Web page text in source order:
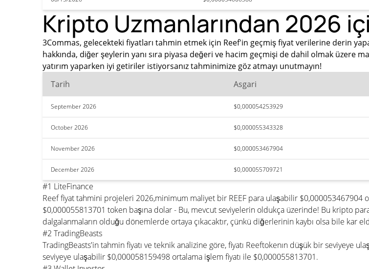
Kripto Uzmanlarından 2026
3Commas, gelecekteki fiyatları tahmin etmek için Reef'in geçmiş fiyat verilerine derin
hakkında, diğer şeylerin yanı sıra piyasa değeri ve hacim geçmişi de dahil olmak üzere
yatırım yaparken iyi getiriler istiyorsanız tahminimize göz atmayı unutmayın!
Tarih
Asgari
September 2026 $0,000054253929
October 2026 $0,000055343328
November 2026 $0,000053467904
December 2026 $0,000055709721
#1 LiteFinance
Reef fiyat tahmini projeleri 2026,minimum maliyet bir REEF para ulaşabilir $0,000053467904
$0,000055813701 token başına dolar - Bu, mevcut seviyelerin oldukça üzerinde! Bu kripto
dalgalanmaların olduğu dönemlerde ortaya çıkacaktır, çünkü diğerlerinin kaybı olsa bile kar
#2 TradingBeasts
TradingBeasts'in tahmin fiyatı ve teknik analizine göre, fiyatı Reeftokenın düşük bir seviyeye
seviyeye ulaşabilir $0,000058159498 ortalama işlem fiyatı ile $0,000055813701.